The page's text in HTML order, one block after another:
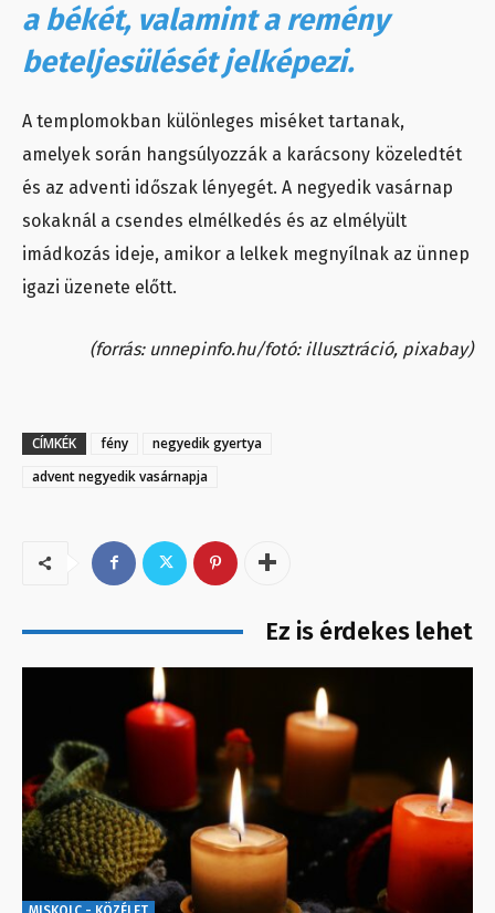
a békét, valamint a remény
beteljesülését jelképezi.
A templomokban különleges miséket tartanak,
amelyek során hangsúlyozzák a karácsony közeledtét
és az adventi időszak lényegét. A negyedik vasárnap
sokaknál a csendes elmélkedés és az elmélyült
imádkozás ideje, amikor a lelkek megnyílnak az ünnep
igazi üzenete előtt.
(forrás: unnepinfo.hu/fotó: illusztráció, pixabay)
CÍMKÉK fény
negyedik gyertya
advent negyedik vasárnapja
Ez is érdekes lehet